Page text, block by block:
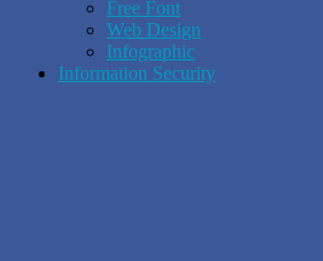
Free Font
Web Design
Infographic
Information Security